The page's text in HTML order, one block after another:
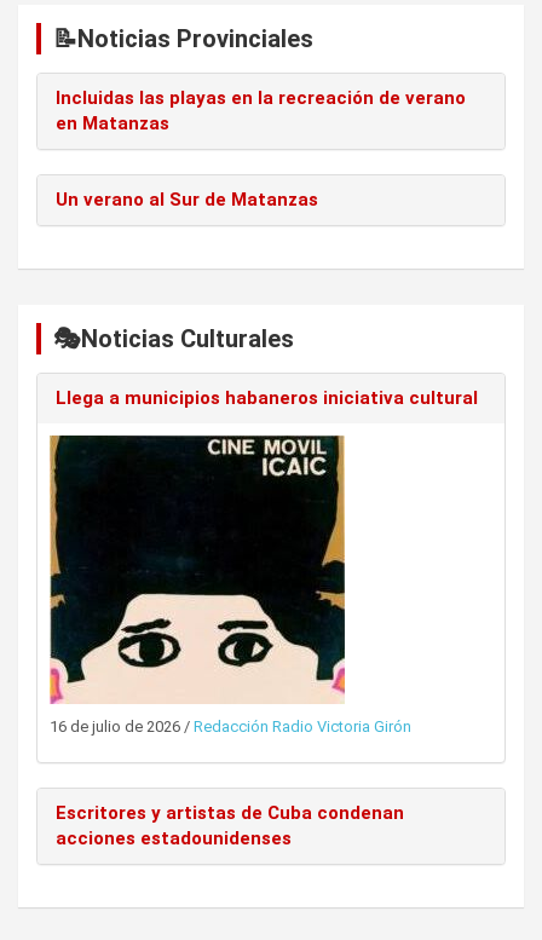
📝Noticias Provinciales
Incluidas las playas en la recreación de verano
en Matanzas
Un verano al Sur de Matanzas
🎭Noticias Culturales
Llega a municipios habaneros iniciativa cultural
16 de julio de 2026 / Redacción Radio Victoria Girón
Escritores y artistas de Cuba condenan
acciones estadounidenses